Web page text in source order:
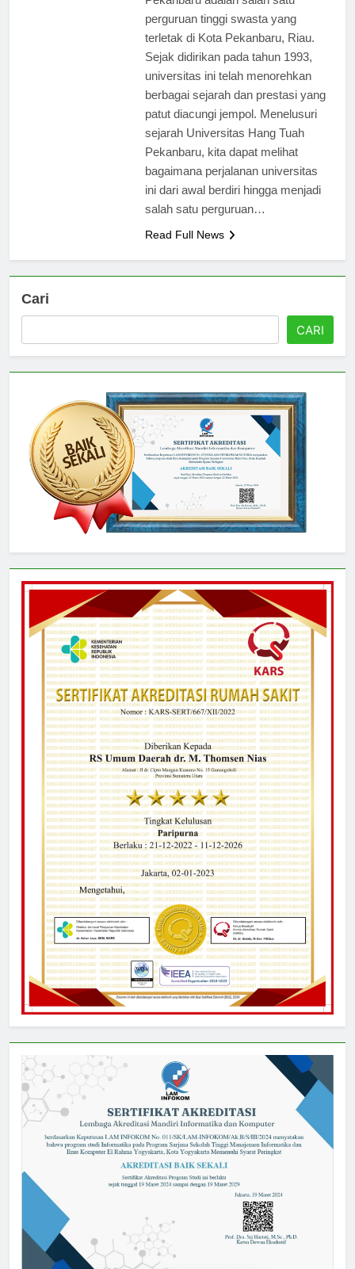
Pekanbaru adalah salah satu
perguruan tinggi swasta yang
terletak di Kota Pekanbaru, Riau.
Sejak didirikan pada tahun 1993,
universitas ini telah menorehkan
berbagai sejarah dan prestasi yang
patut diacungi jempol. Menelusuri
sejarah Universitas Hang Tuah
Pekanbaru, kita dapat melihat
bagaimana perjalanan universitas
ini dari awal berdiri hingga menjadi
Cari
CARI